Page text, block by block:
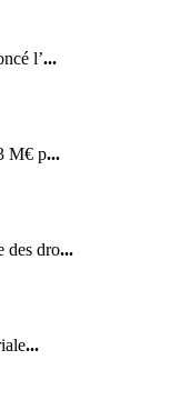
l’...
M€ p...
des dro...
...